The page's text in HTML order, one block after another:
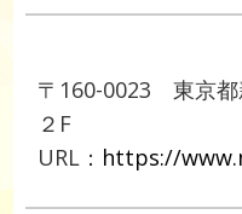
〒160-0023 東京都
２F
URL： https://